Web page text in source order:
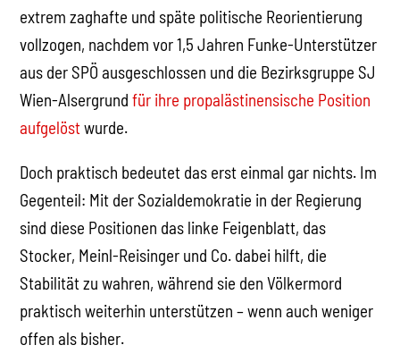
extrem zaghafte und späte politische Reorientierung
vollzogen, nachdem vor 1,5 Jahren Funke-Unterstützer
aus der SPÖ ausgeschlossen und die Bezirksgruppe SJ
Wien-Alsergrundfür ihre propalästinensische Position
aufgelöstwurde.
Doch praktisch bedeutet das erst einmal gar nichts. Im
Gegenteil: Mit der Sozialdemokratie in der Regierung
sind diese Positionen das linke Feigenblatt, das
Stocker, Meinl-Reisinger und Co. dabei hilft, die
Stabilität zu wahren, während sie den Völkermord
praktisch weiterhin unterstützen – wenn auch weniger
offen als bisher.